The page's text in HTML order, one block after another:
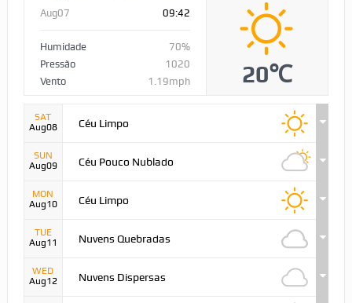
Aug07 09:42
Humidade
70%
Pressão
1020
Vento
1.19mph 20℃
SAT
Aug08
Céu Limpo
SUN
Aug09
Céu Pouco Nublado
MON
Aug10
Céu Limpo
TUE
Aug11
Nuvens Quebradas
WED
Aug12
Nuvens Dispersas